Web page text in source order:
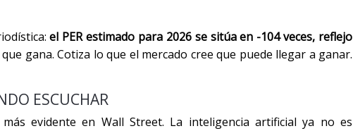
el PER estimado para 2026 se sitúa en -104 veces, reflejo
gana. Cotiza lo que el mercado cree que puede llegar a ganar.
ESCUCHAR
evidente en Wall Street. La inteligencia artificial ya no es